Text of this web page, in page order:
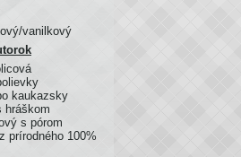
vanilkový
kaukazsky
hráškom
s pórom
prírodného 100%